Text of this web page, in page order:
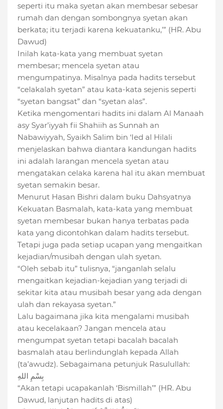
seperti itu maka syetan akan membesar sebesar
rumah dan dengan sombongnya syetan akan
berkata; itu terjadi karena kekuatanku,’” (HR. Abu
Dawud)
Inilah kata-kata yang membuat syetan
membesar; mencela syetan atau
mengumpatinya. Misalnya pada hadits tersebut
“celakalah syetan” atau kata-kata sejenis seperti
“syetan bangsat” dan “syetan alas”.
Ketika mengomentari hadits ini dalam Al Manaah
asy Syar’iyyah fii Shahiih as Sunnah an
Nabawiyyah, Syaikh Salim bin ‘Ied al Hilali
menjelaskan bahwa diantara kandungan hadits
ini adalah larangan mencela syetan atau
mengatakan celaka karena hal itu akan membuat
syetan semakin besar.
Menurut Hasan Bishri dalam buku Dahsyatnya
Kekuatan Basmalah, kata-kata yang membuat
syetan membesar bukan hanya terbatas pada
kata yang dicontohkan dalam hadits tersebut.
Tetapi juga pada setiap ucapan yang mengaitkan
kejadian/musibah dengan ulah syetan.
“Oleh sebab itu” tulisnya, “janganlah selalu
mengaitkan kejadian-kejadian yang terjadi di
sekitar kita atau musibah besar yang ada dengan
ulah dan rekayasa syetan.”
Lalu bagaimana jika kita mengalami musibah
atau kecelakaan? Jangan mencela atau
mengumpat syetan tetapi bacalah bacalah
basmalah atau berlindunglah kepada Allah
(ta’awudz). Sebagaimana petunjuk Rasulullah:
بِسْمِ اللهِ
“Akan tetapi ucapakanlah ‘Bismillah’” (HR. Abu
Dawud, lanjutan hadits di atas)